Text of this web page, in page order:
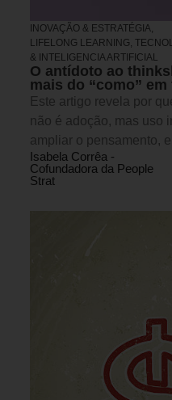
INOVAÇÃO & ESTRATÉGIA
LIFELONG LEARNING
& INTELIGENCIA ARTIFICIAL
O antídoto ao
mais do “como”
Este artigo revela por
não é adoção, mas uso
ampliar o pensamento,
Isabela Corrêa -
Cofundadora da People
Strat